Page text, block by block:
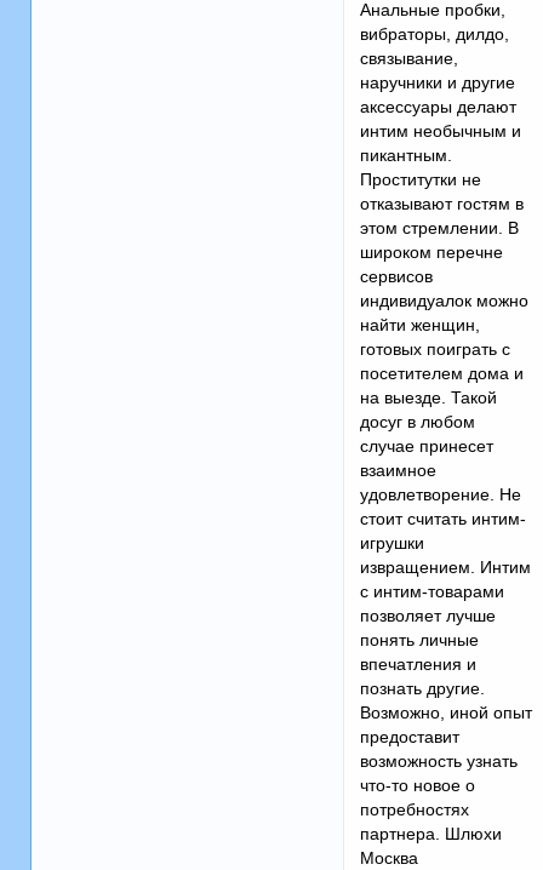
Анальные пробки,
вибраторы, дилдо,
связывание,
наручники и другие
аксессуары делают
интим необычным и
пикантным.
Проститутки не
отказывают гостям в
этом стремлении. В
широком перечне
сервисов
индивидуалок можно
найти женщин,
готовых поиграть с
посетителем дома и
на выезде. Такой
досуг в любом
случае принесет
взаимное
удовлетворение. Не
стоит считать интим-
игрушки
извращением. Интим
с интим-товарами
позволяет лучше
понять личные
впечатления и
познать другие.
Возможно, иной опыт
предоставит
возможность узнать
что-то новое о
потребностях
партнера. Шлюхи
Москва